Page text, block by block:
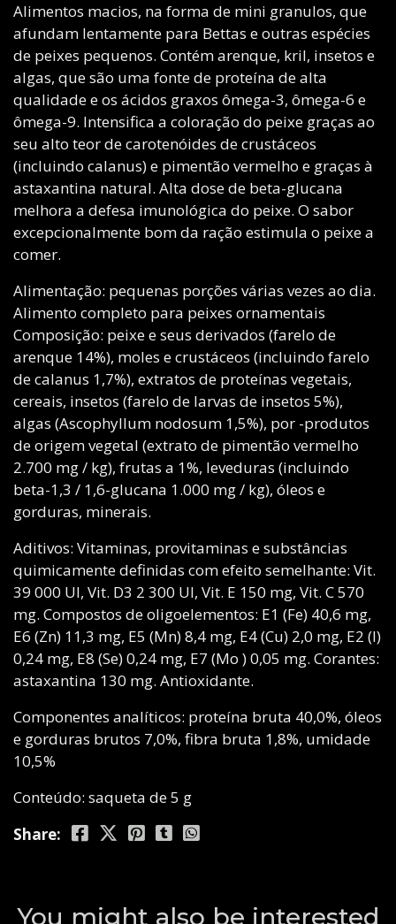
Alimentos macios, na forma de mini granulos, que
afundam lentamente para Bettas e outras espécies
de peixes pequenos. Contém arenque, kril, insetos e
algas, que são uma fonte de proteína de alta
qualidade e os ácidos graxos ômega-3, ômega-6 e
ômega-9. Intensifica a coloração do peixe graças ao
seu alto teor de carotenóides de crustáceos
(incluindo calanus) e pimentão vermelho e graças à
astaxantina natural. Alta dose de beta-glucana
melhora a defesa imunológica do peixe. O sabor
excepcionalmente bom da ração estimula o peixe a
comer.
Alimentação: pequenas porções várias vezes ao dia.
Alimento completo para peixes ornamentais
Composição: peixe e seus derivados (farelo de
arenque 14%), moles e crustáceos (incluindo farelo
de calanus 1,7%), extratos de proteínas vegetais,
cereais, insetos (farelo de larvas de insetos 5%),
algas (Ascophyllum nodosum 1,5%), por -produtos
de origem vegetal (extrato de pimentão vermelho
2.700 mg / kg), frutas a 1%, leveduras (incluindo
beta-1,3 / 1,6-glucana 1.000 mg / kg), óleos e
gorduras, minerais.
Aditivos: Vitaminas, provitaminas e substâncias
quimicamente definidas com efeito semelhante: Vit.
39 000 UI, Vit. D3 2 300 UI, Vit. E 150 mg, Vit. C 570
mg. Compostos de oligoelementos: E1 (Fe) 40,6 mg,
E6 (Zn) 11,3 mg, E5 (Mn) 8,4 mg, E4 (Cu) 2,0 mg, E2 (I)
0,24 mg, E8 (Se) 0,24 mg, E7 (Mo ) 0,05 mg. Corantes:
astaxantina 130 mg. Antioxidante.
Componentes analíticos: proteína bruta 40,0%, óleos
e gorduras brutos 7,0%, fibra bruta 1,8%, umidade
10,5%
Conteúdo: saqueta de 5 g
Share:
You might also be interested